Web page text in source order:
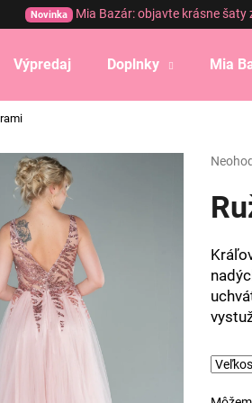
Novinka Mia Bazár: objavte krásne šaty
Výpredaj Doplnky Mia
je
5
Čo potrebujete nájsť?
Odporúčame